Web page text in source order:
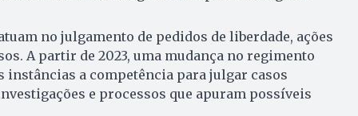
no julgamento de pedidos de liberdade, ações
A partir de 2023, uma mudança no regimento
instâncias a competência para julgar casos
e processos que apuram possíveis